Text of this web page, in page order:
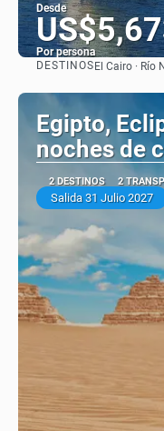
Desde
Por persona
DESTINOSEl Cairo · Río
Egipto,
noches de
2 DESTINOS 2
Salida 31 Julio 2027